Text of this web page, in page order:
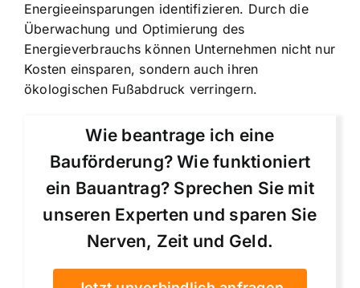
Energieeinsparungen identifizieren. Durch die
Überwachung und Optimierung des
Energieverbrauchs können Unternehmen nicht nur
Kosten einsparen, sondern auch ihren
ökologischen Fußabdruck verringern.
Wie beantrage ich eine
Bauförderung? Wie funktioniert
ein Bauantrag? Sprechen Sie mit
unseren Experten und sparen Sie
Nerven, Zeit und Geld.